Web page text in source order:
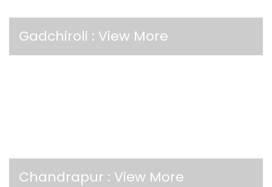
Gadchiroli : View More
Chandrapur : View More